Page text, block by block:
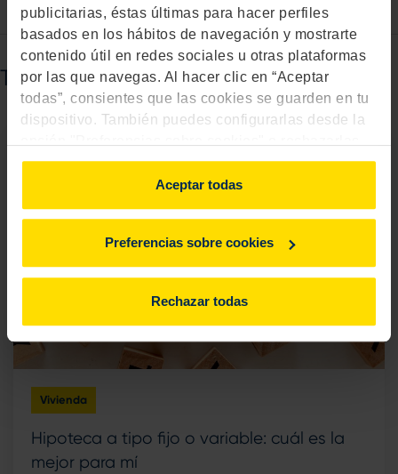
publicitarias, éstas últimas para hacer perfiles
basados en los hábitos de navegación y mostrarte
contenido útil en redes sociales u otras plataformas
por las que navegas. Al hacer clic en “Aceptar
todas”, consientes que las cookies se guarden en tu
dispositivo. También puedes configurarlas desde la
Para más información, consultaaquí.
Aceptar todas
Preferencias sobre cookies
Rechazar todas
También puede interesarte...
Vivienda
Hipoteca a tipo fijo o variable: cuál es la
mejor para mí